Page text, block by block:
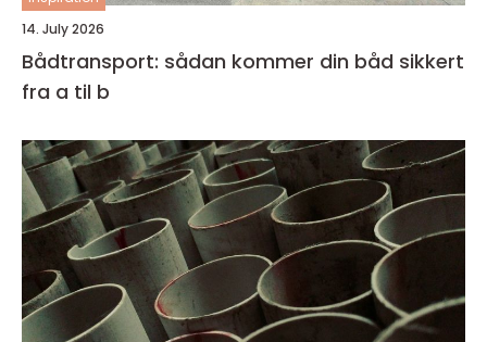
14. July 2026
Bådtransport: sådan kommer din båd sikkert
fra a til b